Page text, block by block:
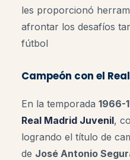
les proporcionó
afrontar los desafíos
fútbol
Campeón con el
En la temporada 1966-
Real Madrid Juvenil,
logrando el título de
de José Antonio